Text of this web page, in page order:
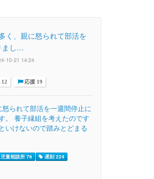
く、親に怒られて部活を
まし…
10-21 14:24
応援 19
られて部活を一週間停止に
。 養子縁組を考えたのです
いけないので踏みとどまる
児童相談所 76
遅刻 224